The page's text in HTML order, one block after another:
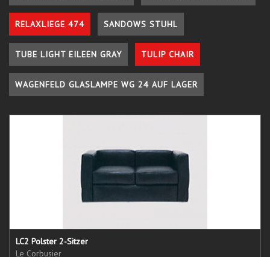
RELAXLIEGE 474 SANDOWS STUHL
TUBE LIGHT EILEEN GRAY TULIP CHAIR
WAGENFELD GLASLAMPE WG 24 AUF LAGER
LC2 Polster 2-Sitzer
Le Corbusier